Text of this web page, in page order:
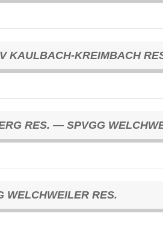
KAULBACH-KREIMBACH
RES. — SPVGG
WELCHWEILER RES.